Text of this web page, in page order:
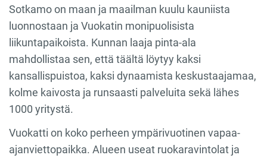
Sotkamo on maan ja maailman kuulu kauniista
luonnostaan ja Vuokatin monipuolisista
liikuntapaikoista. Kunnan laaja pinta-ala
mahdollistaa sen, että täältä löytyy kaksi
kansallispuistoa, kaksi dynaamista keskustaajamaa,
kolme kaivosta ja runsaasti palveluita sekä lähes
1000 yritystä.
Vuokatti on koko perheen ympärivuotinen vapaa-
ajanviettopaikka. Alueen useat ruokaravintolat ja